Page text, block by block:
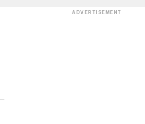
ADVERTISEMENT